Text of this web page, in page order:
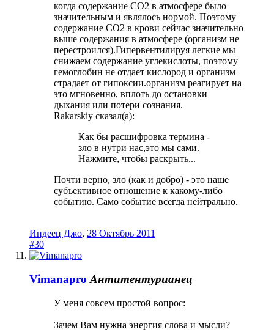
когда содержание СО2 в атмосфере было
значительным и являлось нормой. Поэтому
содержание СО2 в крови сейчас значительно
выше содержания в атмосфере (организм не
перестроился).Гипервентилируя легкие мы
снижаем содержание углекислоты, поэтому
гемоглобин не отдает кислород и организм
страдает от гипоксии.организм реагирует на
это мгновенно, вплоть до остановки
дыхания или потери сознания.
Rakarskiy сказал(а):
Как бы расшифровка термина -
зло в нутри нас,это мы сами.
Нажмите, чтобы раскрыть...
Почти верно, зло (как и добро) - это наше
субъективное отношение к какому-либо
событию. Само событие всегда нейтрально.
Индеец Джо, 28 Октябрь 2011
#30
Vimanapro Антитентурианец
У меня совсем простой вопрос:
Зачем Вам нужна энергия слова и мысли?